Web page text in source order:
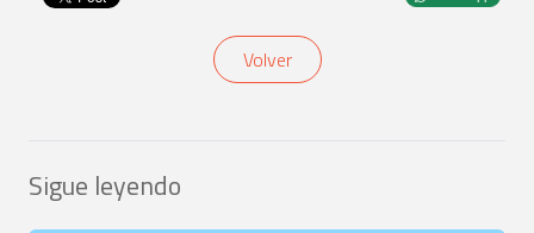
Volver
Sigue leyendo